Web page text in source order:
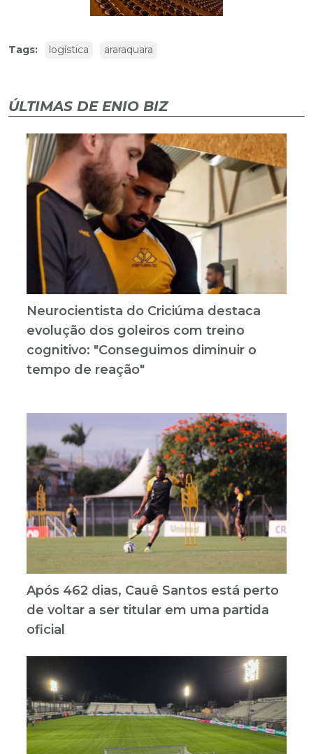
Tags: logística araraquara
ÚLTIMAS DE ENIO BIZ
Neurocientista do Criciúma destaca
evolução dos goleiros com treino
cognitivo: "Conseguimos diminuir o
tempo de reação"
Após 462 dias, Cauê Santos está perto
de voltar a ser titular em uma partida
oficial